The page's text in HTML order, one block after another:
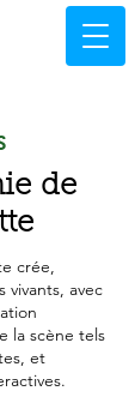
de
crée,
avec
la scène tels
et